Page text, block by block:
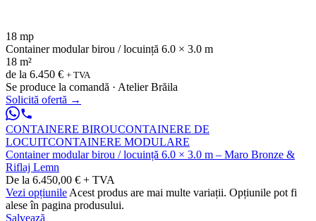
18 mp
Container modular birou / locuință 6.0 × 3.0 m
18 m²
de la 6.450 € + TVA
Se produce la comandă · Atelier Brăila
Solicită ofertă →
CONTAINERE BIROUCONTAINERE DE
LOCUITCONTAINERE MODULARE
Container modular birou / locuință 6.0 × 3.0 m – Maro Bronze &
Riflaj Lemn
De la 6.450,00 € + TVA
Vezi opțiunile Acest produs are mai multe variații. Opțiunile pot fi
alese în pagina produsului.
Salvează